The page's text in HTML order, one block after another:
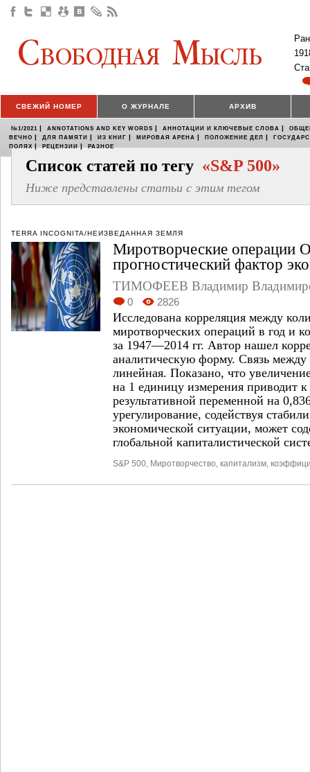
СВЕЖИЙ НОМЕР О ЖУРНАЛЕ АРХИВ
№1/2021 | ANNOTATIONS AND KEY WORDS | АННОТАЦИИ И КЛЮЧЕВЫЕ СЛОВА |
ВЕЧНО | ДЛЯ ПАМЯТИ | ИЗ КНИГ | МИРОВАЯ АРЕНА | ПОЛОЖЕНИЕ ДЕЛ |
ПОЛЯХ | РЕЦЕНЗИИ | РАЗНОЕ
Список статей по тегу «S&P 500»
Ниже представлены статьи с этим тегом
TERRA INCOGNITA/НЕИЗВЕДАННАЯ ЗЕМЛЯ
Миротворческие операции
прогностический фактор
ТИМОФЕЕВ Владимир
0 2826
Исследована корреляция между
миротворческих операций в год и
за 1947—2014 гг. Автор нашел
аналитическую форму. Связь
линейная. Показано, что
на 1 единицу измерения приводит
результативной переменной на
урегулирование, содействуя
экономической ситуации, может
глобальной капиталистической
S&P 500 Миротворчество капитализм